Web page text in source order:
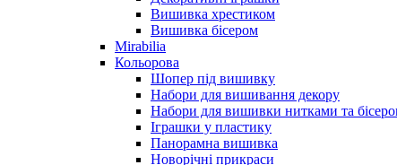
Вишивка хрестиком
Вишивка бісером
Mirabilia
Кольорова
Шопер під вишивку
Набори для вишивання декору
Набори для вишивки нитками та
Іграшки у пластику
Панорамна вишивка
Новорічні прикраси